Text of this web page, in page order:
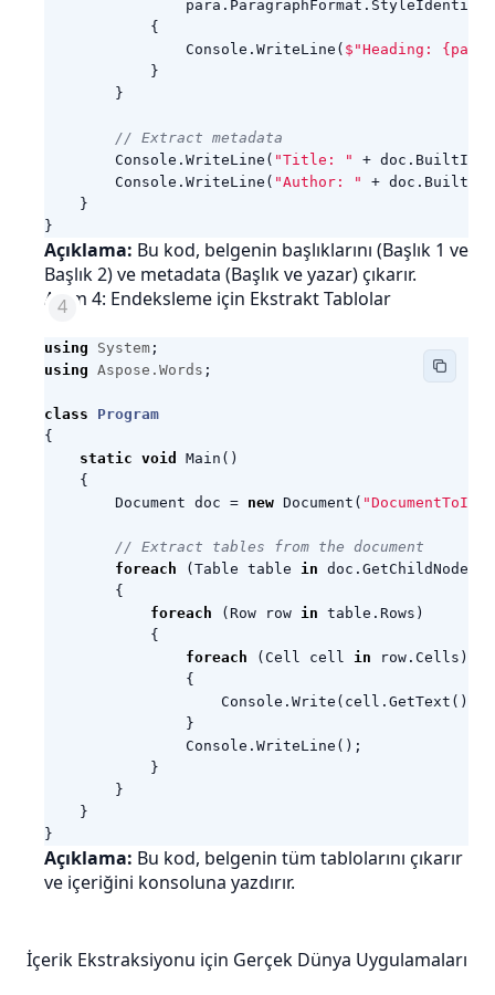
para . ParagraphFormat .
{
Console . WriteLine ( $"Heading:
}
}
// Extract metadata
Console . WriteLine ( "Title: " + doc .
Console . WriteLine ( "Author: " + doc .
}
}
Açıklama: Bu kod, belgenin başlıklarını (Başlık 1 ve
Başlık 2) ve metadata (Başlık ve yazar) çıkarır.
Adım 4: Endeksleme için Ekstrakt Tablolar
using System ;
using Aspose.Words ;
class
Program
{
static void Main ()
{
Document doc = new Document (
// Extract tables from the document
foreach
( Table table in doc . GetChildNodes
{
foreach
( Row row in table . Rows )
{
foreach
( Cell cell in row . Cells )
{
Console . Write ( cell . GetText ().
}
Console . WriteLine ();
}
}
}
}
Açıklama: Bu kod, belgenin tüm tablolarını çıkarır
ve içeriğini konsoluna yazdırır.
İçerik Ekstraksiyonu için Gerçek Dünya Uygulamaları